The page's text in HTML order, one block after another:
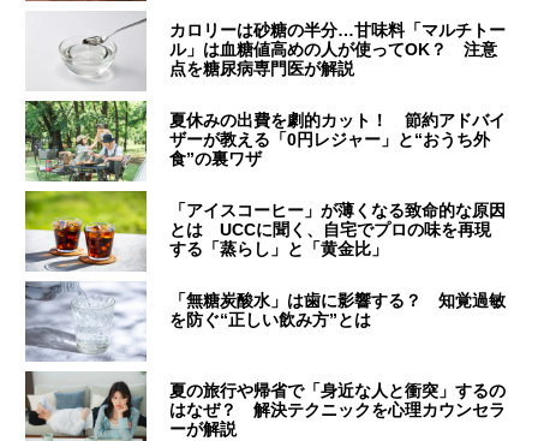
カロリーは砂糖の半分…甘味料「マルチトー
ル」は血糖値高めの人が使ってOK？ 注意
点を糖尿病専門医が解説
夏休みの出費を劇的カット！ 節約アドバイ
ザーが教える「0円レジャー」と“おうち外
食”の裏ワザ
「アイスコーヒー」が薄くなる致命的な原因
とは UCCに聞く、自宅でプロの味を再現
する「蒸らし」と「黄金比」
「無糖炭酸水」は歯に影響する？ 知覚過敏
を防ぐ“正しい飲み方”とは
夏の旅行や帰省で「身近な人と衝突」するの
はなぜ？ 解決テクニックを心理カウンセラ
ーが解説